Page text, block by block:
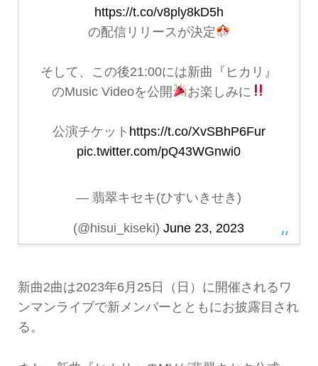
https://t.co/v8ply8kD5h
の配信リリースが決定
そして、この後21:00には新曲『ヒカリ』
のMusic Videoを公開
お楽しみに
公演チケット https://t.co/XvSBhP6Fur
pic.twitter.com/pQ43WGnwi0
— 翡翠キセキ(ひすいきせき)
(@hisui_kiseki)June 23, 2023
新曲2曲は2023年6月25日（日）に開催されるワ
ンマンライブで新メンバーとともにお披露目され
る。